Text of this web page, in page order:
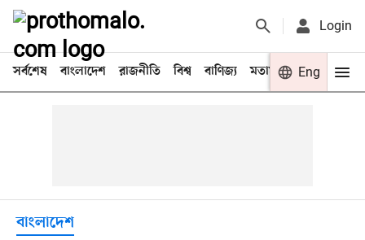
Login
সর্বশেষ বাংলাদেশ রাজনীতি বিশ্ব বাণিজ্য মতামত খেলা
Eng
বাংলাদেশ